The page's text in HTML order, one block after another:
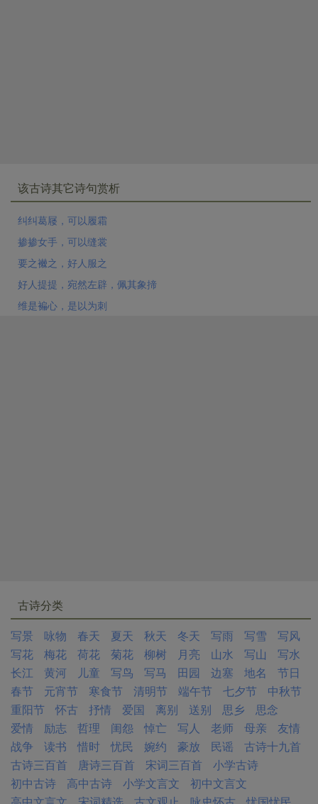
该古诗其它诗句赏析
纠纠葛屦，可以履霜
掺掺女手，可以缝裳
要之襋之，好人服之
好人提提，宛然左辟，佩其象揥
维是褊心，是以为刺
古诗分类
写景
咏物 春天 夏天 秋天 冬天 写雨 写雪
写风
写花
梅花 荷花 菊花 柳树 月亮 山水 写山
写水
长江
黄河 儿童 写鸟 写马 田园 边塞 地名
节日
春节
元宵节 寒食节 清明节 端午节 七夕节
中秋节
重阳节
怀古 抒情 爱国 离别 送别 思乡
思念
爱情
励志 哲理 闺怨 悼亡 写人 老师 母亲
友情
战争
读书 惜时 忧民 婉约 豪放 民谣
古诗十九首
古诗三百首
唐诗三百首 宋词三百首
小学古诗
初中古诗
高中古诗 小学文言文
初中文言文